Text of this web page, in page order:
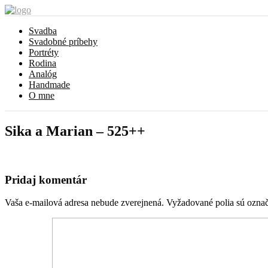
Svadba
Svadobné príbehy
Portréty
Rodina
Analóg
Handmade
O mne
Sika a Marian – 525++
Pridaj komentár
Vaša e-mailová adresa nebude zverejnená. Vyžadované polia sú